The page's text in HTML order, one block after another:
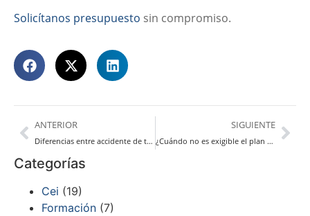
Solicítanos presupuesto sin compromiso.
ANTERIOR
Diferencias entre accidente de trabajo y enfermedad profesional
SIGUIENTE
¿Cuándo no es exigible el plan de seguridad y salud?
Categorías
Cei (19)
Formación (7)